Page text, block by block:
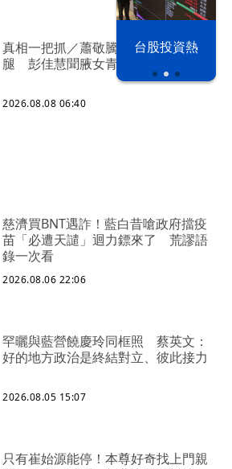
漢光42演習 台股投資熱
真相一把抓／蕭敬騰 A-Lin同框有一
腿 彭佳慧聞腋女青年
2026.08.08 06:40
慈濟買BNT遇詐！藍白昔嗆政府擋疫
苗「必遭天譴」迴力鏢來了 荒謬語
錄一次看
2026.08.06 22:06
罕曬與藍營饒慶玲同框照 蔡英文：
好的地方政治是終結對立、彼此接力
2026.08.05 15:07
只有崔始源能停！本尊好奇找上門親